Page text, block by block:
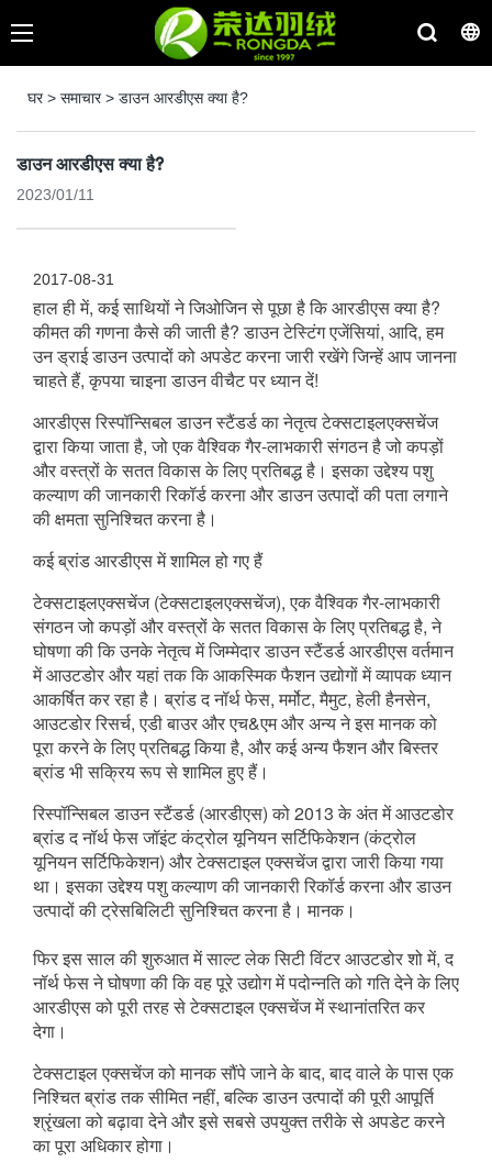
घर> समाचार> डाउन आरडीएस क्या है?
डाउन आरडीएस क्या है?
2023/01/11
2017-08-31
हाल ही में, कई साथियों ने जिओजिन से पूछा है कि आरडीएस क्या है?
कीमत की गणना कैसे की जाती है? डाउन टेस्टिंग एजेंसियां, आदि, हम
उन ड्राई डाउन उत्पादों को अपडेट करना जारी रखेंगे जिन्हें आप जानना
चाहते हैं, कृपया चाइना डाउन वीचैट पर ध्यान दें!
आरडीएस रिस्पॉन्सिबल डाउन स्टैंडर्ड का नेतृत्व टेक्सटाइलएक्सचेंज
द्वारा किया जाता है, जो एक वैश्विक गैर-लाभकारी संगठन है जो कपड़ों
और वस्त्रों के सतत विकास के लिए प्रतिबद्ध है। इसका उद्देश्य पशु
कल्याण की जानकारी रिकॉर्ड करना और डाउन उत्पादों की पता लगाने
की क्षमता सुनिश्चित करना है।
कई ब्रांड आरडीएस में शामिल हो गए हैं
टेक्सटाइलएक्सचेंज (टेक्सटाइलएक्सचेंज), एक वैश्विक गैर-लाभकारी
संगठन जो कपड़ों और वस्त्रों के सतत विकास के लिए प्रतिबद्ध है, ने
घोषणा की कि उनके नेतृत्व में जिम्मेदार डाउन स्टैंडर्ड आरडीएस वर्तमान
में आउटडोर और यहां तक ​​कि आकस्मिक फैशन उद्योगों में व्यापक ध्यान
आकर्षित कर रहा है। ब्रांड द नॉर्थ फेस, मर्मोट, मैमुट, हेली हैनसेन,
आउटडोर रिसर्च, एडी बाउर और एच&एम और अन्य ने इस मानक को
पूरा करने के लिए प्रतिबद्ध किया है, और कई अन्य फैशन और बिस्तर
ब्रांड भी सक्रिय रूप से शामिल हुए हैं।
रिस्पॉन्सिबल डाउन स्टैंडर्ड (आरडीएस) को 2013 के अंत में आउटडोर
ब्रांड द नॉर्थ फेस जॉइंट कंट्रोल यूनियन सर्टिफिकेशन (कंट्रोल
यूनियन सर्टिफिकेशन) और टेक्सटाइल एक्सचेंज द्वारा जारी किया गया
था। इसका उद्देश्य पशु कल्याण की जानकारी रिकॉर्ड करना और डाउन
उत्पादों की ट्रेसबिलिटी सुनिश्चित करना है। मानक।
फिर इस साल की शुरुआत में साल्ट लेक सिटी विंटर आउटडोर शो में, द
नॉर्थ फेस ने घोषणा की कि वह पूरे उद्योग में पदोन्नति को गति देने के लिए
आरडीएस को पूरी तरह से टेक्सटाइल एक्सचेंज में स्थानांतरित कर
देगा।
टेक्सटाइल एक्सचेंज को मानक सौंपे जाने के बाद, बाद वाले के पास एक
निश्चित ब्रांड तक सीमित नहीं, बल्कि डाउन उत्पादों की पूरी आपूर्ति
श्रृंखला को बढ़ावा देने और इसे सबसे उपयुक्त तरीके से अपडेट करने
का पूरा अधिकार होगा।